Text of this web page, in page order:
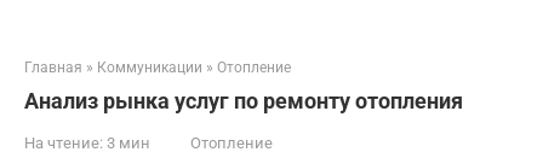
Главная » Коммуникации » Отопление
Анализ рынка услуг по ремонту отопления
На чтение: 3 мин Отопление